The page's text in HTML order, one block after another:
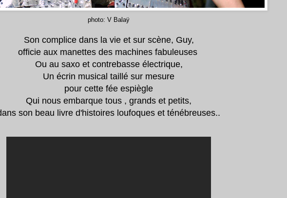
photo: V Balaÿ
Son complice dans la vie et sur scène, Guy,
officie aux manettes des machines fabuleuses
Ou au saxo et contrebasse électrique,
Un écrin musical taillé sur mesure
pour cette fée espiègle
Qui nous embarque tous , grands et petits,
son beau livre d'histoires loufoques et ténébreuses..